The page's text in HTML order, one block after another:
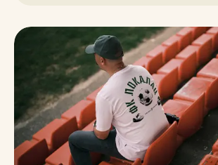
његовом успешном одржавању.